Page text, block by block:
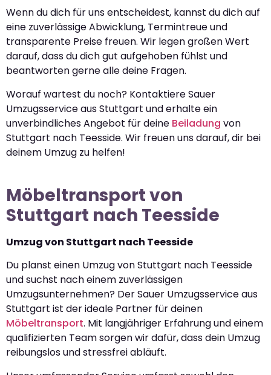
Wenn du dich für uns entscheidest, kannst du dich auf
eine zuverlässige Abwicklung, Termintreue und
transparente Preise freuen. Wir legen großen Wert
darauf, dass du dich gut aufgehoben fühlst und
beantworten gerne alle deine Fragen.
Worauf wartest du noch? Kontaktiere Sauer
Umzugsservice aus Stuttgart und erhalte ein
unverbindliches Angebot für deine Beiladung von
Stuttgart nach Teesside. Wir freuen uns darauf, dir bei
deinem Umzug zu helfen!
Möbeltransport von
Stuttgart nach Teesside
Umzug von Stuttgart nach Teesside
Du planst einen Umzug von Stuttgart nach Teesside
und suchst nach einem zuverlässigen
Umzugsunternehmen? Der Sauer Umzugsservice aus
Stuttgart ist der ideale Partner für deinen
Möbeltransport. Mit langjähriger Erfahrung und einem
qualifizierten Team sorgen wir dafür, dass dein Umzug
reibungslos und stressfrei abläuft.